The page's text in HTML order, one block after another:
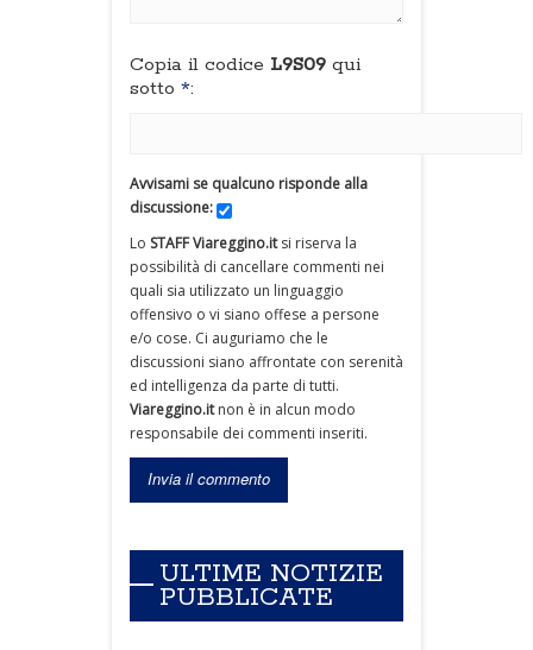
Copia il codice L9S09 qui
sotto *:
Avvisami se qualcuno risponde alla
discussione:
Lo STAFF Viareggino.itsi riserva la
possibilità di cancellare commenti nei
quali sia utilizzato un linguaggio
offensivo o vi siano offese a persone
e/o cose. Ci auguriamo che le
discussioni siano affrontate con serenità
ed intelligenza da parte di tutti.
Viareggino.itnon è in alcun modo
responsabile dei commenti inseriti.
ULTIME NOTIZIE
PUBBLICATE